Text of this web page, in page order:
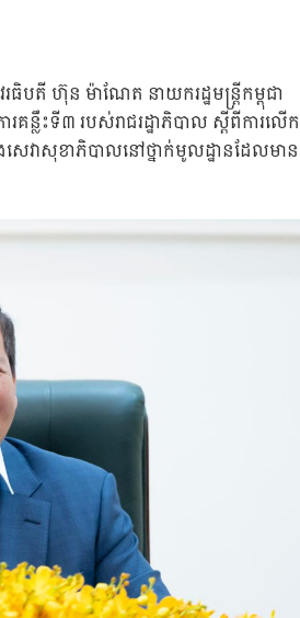
ធិបតី ហ៊ុន ម៉ាណែត នាយករដ្ឋមន្ត្រីកម្ពុជា
គន្លឹះទី៣ របស់រាជរដ្ឋាភិបាល ស្តីពីការលើក
វាសុខាភិបាលនៅថ្នាក់មូលដ្ឋានដែលមាន